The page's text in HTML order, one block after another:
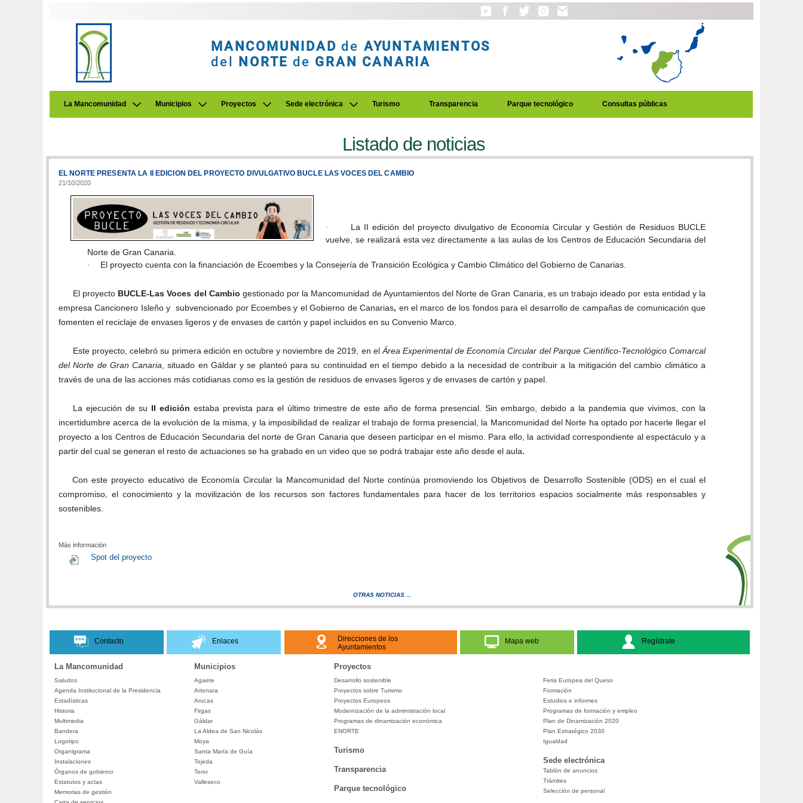
MANCOMUNIDAD de AYUNTAMIENTOS
del NORTE de GRAN CANARIA
La Mancomunidad Municipios Proyectos Sede electrónica Turismo Transparencia Parque tecnológico Consultas públicas
Listado de noticias
EL NORTE PRESENTA LA II EDICION DEL PROYECTO DIVULGATIVO BUCLE LAS VOCES DEL CAMBIO
21/10/2020
·
La II edición del proyecto divulgativo de Economía Circular y Gestión de Residuos BUCLE
vuelve, se realizará esta vez directamente a las aulas de los Centros de Educación Secundaria del
Norte de Gran Canaria.
· El proyecto cuenta con la financiación de Ecoembes y la Consejería de Transición Ecológica y Cambio Climático del Gobierno de Canarias.
El proyecto BUCLE-Las Voces del Cambio gestionado por la Mancomunidad de Ayuntamientos del Norte de Gran Canaria, es un trabajo ideado por esta entidad y la
empresa Cancionero Isleño y subvencionado por Ecoembes y el Gobierno de Canarias, en el marco de los fondos para el desarrollo de campañas de comunicación que
fomenten el reciclaje de envases ligeros y de envases de cartón y papel incluidos en su Convenio Marco.
Este proyecto, celebró su primera edición en octubre y noviembre de 2019, en el Área Experimental de Economía Circular del Parque Científico-Tecnológico Comarcal
del Norte de Gran Canaria , situado en Gáldar y se planteó para su continuidad en el tiempo debido a la necesidad de contribuir a la mitigación del cambio climático a
través de una de las acciones más cotidianas como es la gestión de residuos de envases ligeros y de envases de cartón y papel.
La ejecución de su II edición estaba prevista para el último trimestre de este año de forma presencial. Sin embargo, debido a la pandemia que vivimos, con la
incertidumbre acerca de la evolución de la misma, y la imposibilidad de realizar el trabajo de forma presencial, la Mancomunidad del Norte ha optado por hacerle llegar el
proyecto a los Centros de Educación Secundaria del norte de Gran Canaria que deseen participar en el mismo. Para ello, la actividad correspondiente al espectáculo y a
partir del cual se generan el resto de actuaciones se ha grabado en un video que se podrá trabajar este año desde el aula.
Con este proyecto educativo de Economía Circular la Mancomunidad del Norte continúa promoviendo los Objetivos de Desarrollo Sostenible (ODS) en el cual el
compromiso, el conocimiento y la movilización de los recursos son factores fundamentales para hacer de los territorios espacios socialmente más responsables y
sostenibles.
Más información
Spot del proyecto
OTRAS NOTICIAS ...
Contacto Enlaces
Direcciones de los
Ayuntamientos
Mapa web Regístrate
La Mancomunidad Municipios Proyectos
Saludos
Agenda Institucional de la Presidencia
Estadísticas
Historia
Multimedia
Bandera
Logotipo
Organigrama
Instalaciones
Órganos de gobierno
Estatutos y actas
Memorias de gestión
Agaete
Artenara
Arucas
Firgas
Gáldar
La Aldea de San Nicolás
Moya
Santa María de Guía
Tejeda
Teror
Valleseco
Desarrollo sostenible
Proyectos sobre Turismo
Proyectos Europeos
Modernización de la administración local
Programas de dinamización económica
ENORTE
Turismo
Transparencia
Parque tecnológico
Feria Europea del Queso
Formación
Estudios e informes
Programas de formación y empleo
Plan de Dinamización 2020
Plan Estratégico 2030
Igualdad
Sede electrónica
Tablón de anuncios
Trámites
Selección de personal